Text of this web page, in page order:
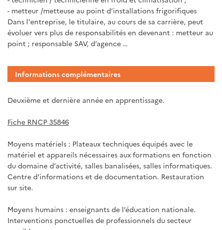
- metteur /metteuse au point d’installations frigorifiques
Dans l'entreprise, le titulaire, au cours de sa carrière, peut
évoluer vers plus de responsabilités en devenant : metteur au
point ; responsable SAV, d’agence …
Informations complémentaires
Deuxième et dernière année en apprentissage.
Fiche RNCP 35846
Moyens matériels : Plateaux techniques équipés avec le
matériel et appareils nécessaires aux formations en fonction
du domaine d’activité, salles banalisées, salles informatiques.
Centre d’informations et de documentation. Restauration
sur site.
Moyens humains : enseignants de l’éducation nationale.
Interventions ponctuelles de professionnels du secteur